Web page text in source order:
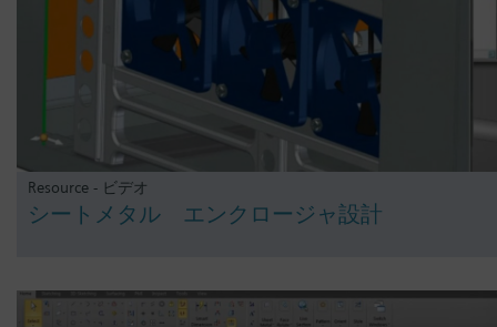
Resource - ビデオ
シートメタル エンクロージャ設計